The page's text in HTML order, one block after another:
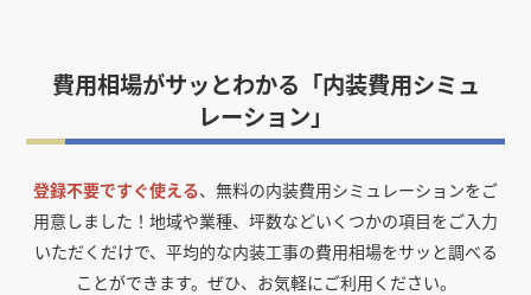
費用相場がサッとわかる「内装費用シミュ
レーション」
登録不要ですぐ使える、無料の内装費用シミュレーションをご
用意しました！ 地域や業種、坪数などいくつかの項目をご入力
いただくだけで、平均的な内装工事の費用相場をサッと調べる
ことができます。ぜひ、お気軽にご利用ください。